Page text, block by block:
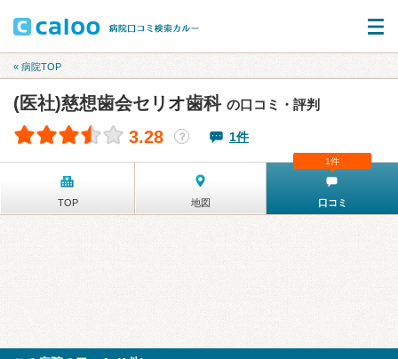
« 病院TOP
(医社)慈想歯会セリオ歯科 の口コミ・評判
3.28 ？ 1件
TOP 地図 口コミ
1件